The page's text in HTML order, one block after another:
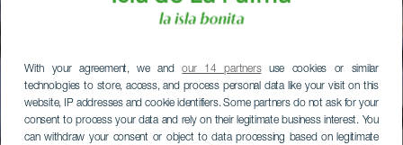
With your agreement, we andour 14 partnersuse cookies or similar
technologies to store, access, and process personal data like your visit on this
website, IP addresses and cookie identifiers. Some partners do not ask for your
consent to process your data and rely on their legitimate business interest. You
can withdraw your consent or object to data processing based on legitimate